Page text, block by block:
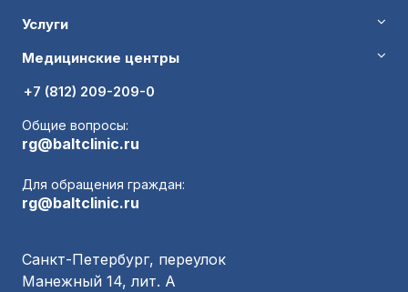
Услуги
Медицинские центры
+7 (812) 209-209-0
Общие вопросы:
rg@baltclinic.ru
Для обращения граждан:
rg@baltclinic.ru
Санкт-Петербург, переулок
Манежный 14, лит. А